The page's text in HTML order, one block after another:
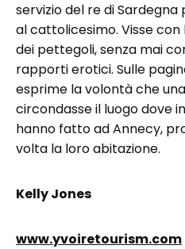
servizio del re di
al cattolicesimo. Visse
dei pettegoli, senza mai
rapporti erotici. Sulle
esprime la volontà che una
circondasse il luogo dove
hanno fatto ad Annecy,
volta la loro abitazione.
Kelly Jones
www.yvoiretourism.com